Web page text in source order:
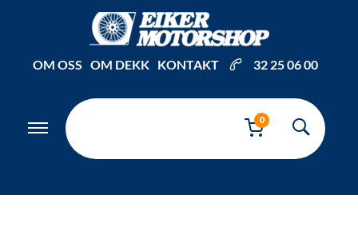
OM OSS OM DEKK KONTAKT 32 25 06 00
0